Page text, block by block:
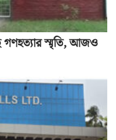
গণহত্যার স্মৃতি, আজও